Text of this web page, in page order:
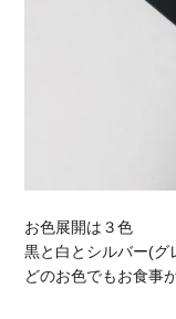
お色展開は３色
黒と白とシルバー(グ
どのお色でもお食事